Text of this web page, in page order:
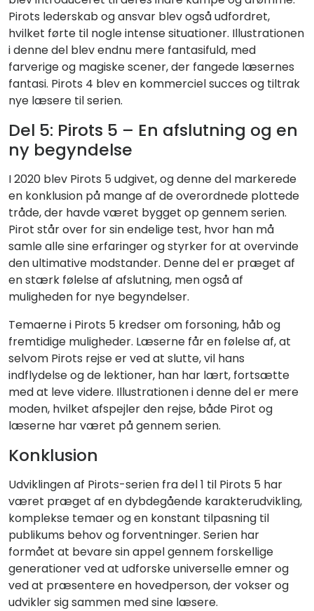
Pirots lederskab og ansvar blev også udfordret,
hvilket førte til nogle intense situationer. Illustrationen
i denne del blev endnu mere fantasifuld, med
farverige og magiske scener, der fangede læsernes
fantasi. Pirots 4 blev en kommerciel succes og tiltrak
nye læsere til serien.
Del 5: Pirots 5 – En afslutning og en
ny begyndelse
I 2020 blev Pirots 5 udgivet, og denne del markerede
en konklusion på mange af de overordnede plottede
tråde, der havde været bygget op gennem serien.
Pirot står over for sin endelige test, hvor han må
samle alle sine erfaringer og styrker for at overvinde
den ultimative modstander. Denne del er præget af
en stærk følelse af afslutning, men også af
muligheden for nye begyndelser.
Temaerne i Pirots 5 kredser om forsoning, håb og
fremtidige muligheder. Læserne får en følelse af, at
selvom Pirots rejse er ved at slutte, vil hans
indflydelse og de lektioner, han har lært, fortsætte
med at leve videre. Illustrationen i denne del er mere
moden, hvilket afspejler den rejse, både Pirot og
læserne har været på gennem serien.
Konklusion
Udviklingen af Pirots-serien fra del 1 til Pirots 5 har
været præget af en dybdegående karakterudvikling,
komplekse temaer og en konstant tilpasning til
publikums behov og forventninger. Serien har
formået at bevare sin appel gennem forskellige
generationer ved at udforske universelle emner og
ved at præsentere en hovedperson, der vokser og
udvikler sig sammen med sine læsere.